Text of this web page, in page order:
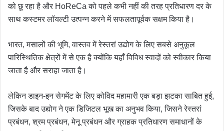
a
n
m
a
i
को छू रहा है और HoReCa को पहले कभी नहीं की तरह प्रतिधारण दर के
साथ कस्टमर लॉयल्टी उत्पन्न करने में सफलतापूर्वक सक्षम किया है।
भारत, मसालों की भूमि, वास्तव में रेस्तरां उद्योग के लिए सबसे अनुकूल
पारिस्थितिक क्षेत्रों में से एक है क्योंकि यहाँ विविध स्वादों को स्वीकार किया
जाता है और सराहा जाता है।
लेकिन डाइन-इन सेगमेंट के लिए कोविद महामारी एक बड़ा झटका साबित हुई,
जिसके बाद उद्योग ने एक डिजिटल भूख का अनुभव किया, जिसने रेस्तरां
प्रबंधन, श्रम प्रबंधन, मेनू प्रबंधन और ग्राहक प्रतिधारण समाधानों के